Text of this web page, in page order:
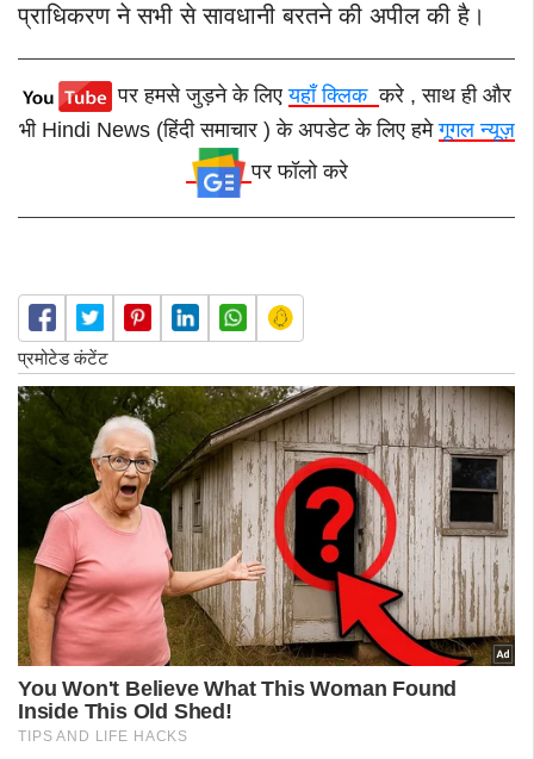
प्राधिकरण ने सभी से सावधानी बरतने की अपील की है।
पर हमसे जुड़ने के लिएयहाँ क्लिककरे , साथ ही और
भी Hindi News (हिंदी समाचार ) के अपडेट के लिए हमेगूगल न्यूज़
पर फॉलो करे